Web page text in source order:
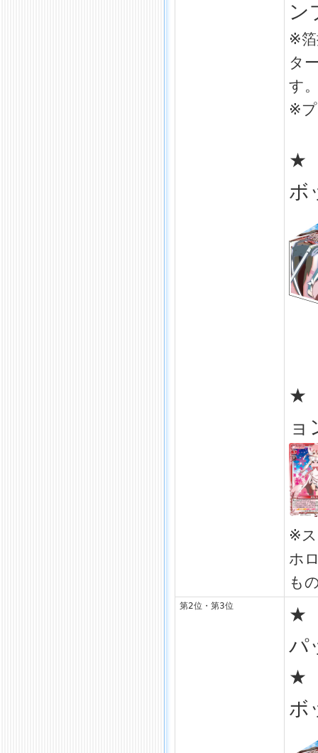
ン
※箔
タ
す
※プ
★
ボ
★
ョ
※ス
ホ
も
第2位・第3位
★
パ
★
ボ